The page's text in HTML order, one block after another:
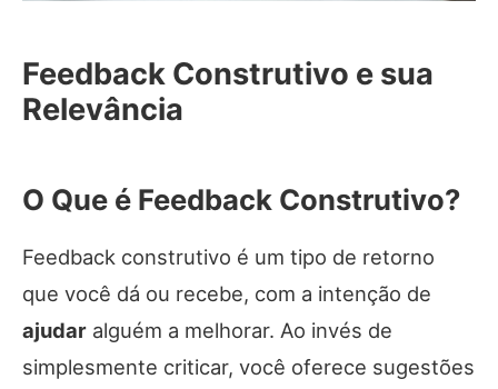
Feedback Construtivo e sua
Relevância
O Que é Feedback Construtivo?
Feedback construtivo é um tipo de retorno
que você dá ou recebe, com a intenção de
ajudar alguém a melhorar. Ao invés de
simplesmente criticar, você oferece sugestões